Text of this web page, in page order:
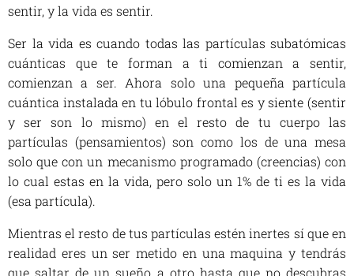
sentir, y la vida es sentir.
Ser la vida es cuando todas las partículas subatómicas
cuánticas que te forman a ti comienzan a sentir,
comienzan a ser. Ahora solo una pequeña partícula
cuántica instalada en tu lóbulo frontal es y siente (sentir
y ser son lo mismo) en el resto de tu cuerpo las
partículas (pensamientos) son como los de una mesa
solo que con un mecanismo programado (creencias) con
lo cual estas en la vida, pero solo un 1% de ti es la vida
(esa partícula).
Mientras el resto de tus partículas estén inertes sí que en
realidad eres un ser metido en una maquina y tendrás
que saltar de un sueño a otro hasta que no descubras